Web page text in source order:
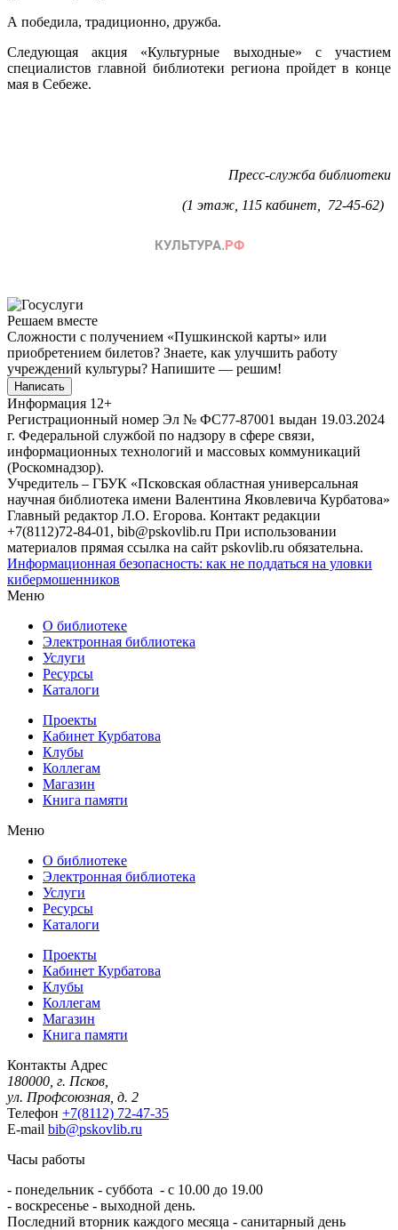
А победила, традиционно, дружба.
Следующая акция «Культурные выходные» с участием
специалистов главной библиотеки региона пройдет в конце
мая в Себеже.
Пресс-служба библиотеки
(1 этаж, 115 кабинет, 72-45-62)
Решаем вместе
Сложности с получением «Пушкинской карты» или
приобретением билетов? Знаете, как улучшить работу
учреждений культуры? Напишите — решим!
Написать
Информация 12+
Регистрационный номер Эл № ФС77-87001 выдан 19.03.2024
г. Федеральной службой по надзору в сфере связи,
информационных технологий и массовых коммуникаций
(Роскомнадзор).
Учредитель – ГБУК «Псковская областная универсальная
научная библиотека имени Валентина Яковлевича Курбатова»
Главный редактор Л.О. Егорова. Контакт редакции
+7(8112)72-84-01, bib@pskovlib.ru При использовании
материалов прямая ссылка на сайт pskovlib.ru обязательна.
Информационная безопасность: как не поддаться на уловки
кибермошенников
Меню
О библиотеке
Электронная библиотека
Услуги
Ресурсы
Каталоги
Проекты
Кабинет Курбатова
Клубы
Коллегам
Магазин
Книга памяти
Меню
О библиотеке
Электронная библиотека
Услуги
Ресурсы
Каталоги
Проекты
Кабинет Курбатова
Клубы
Коллегам
Магазин
Книга памяти
Контакты Адрес
180000, г. Псков,
ул. Профсоюзная, д. 2
Телефон +7(8112) 72-47-35
E-mail bib@pskovlib.ru
Часы работы
- понедельник - суббота - с 10.00 до 19.00
- воскресенье - выходной день.
Последний вторник каждого месяца - санитарный день